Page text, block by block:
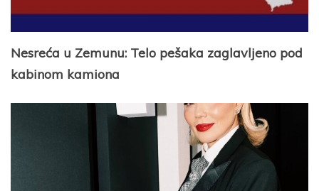
Nesreća u Zemunu: Telo pešaka zaglavljeno pod
kabinom kamiona